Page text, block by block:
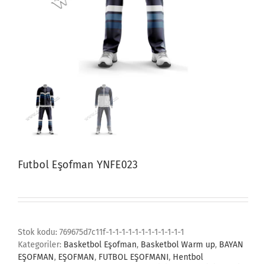
Futbol Eşofman YNFE023
Stok kodu: 769675d7c11f-1-1-1-1-1-1-1-1-1-1-1-1
Kategoriler: Basketbol Eşofman, Basketbol Warm up, BAYAN
EŞOFMAN, EŞOFMAN, FUTBOL EŞOFMANI, Hentbol